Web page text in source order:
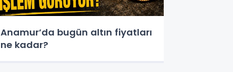
Anamur’da bugün altın fiyatları
ne kadar?